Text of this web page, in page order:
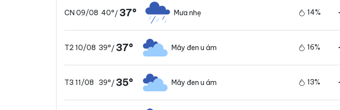
CN 09/08 40°/37° Mưa nhẹ 14%
T2 10/08 39°/37° Mây đen u ám 16%
T3 11/08 39°/35° Mây đen u ám 13%